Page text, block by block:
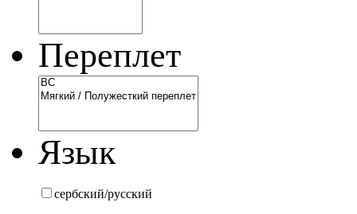
Переплет
Язык
сербский/русский